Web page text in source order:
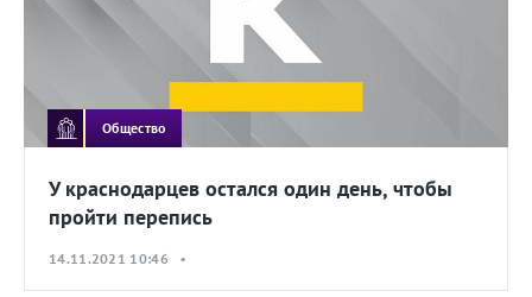
Общество
У краснодарцев остался один день, чтобы
пройти перепись
14.11.2021 10:46 •